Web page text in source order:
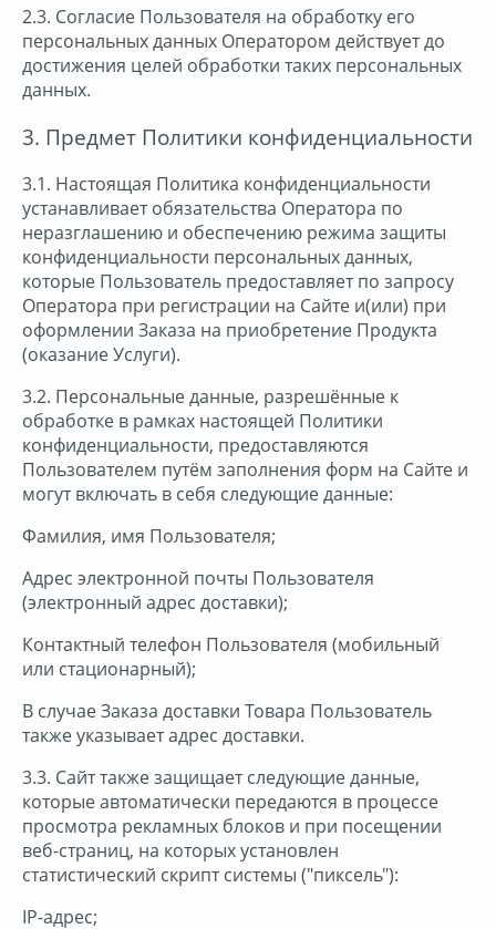
2.3. Согласие Пользователя на обработку его
персональных данных Оператором действует до
достижения целей обработки таких персональных
данных.
3. Предмет Политики конфиденциальности
3.1. Настоящая Политика конфиденциальности
устанавливает обязательства Оператора по
неразглашению и обеспечению режима защиты
конфиденциальности персональных данных,
которые Пользователь предоставляет по запросу
Оператора при регистрации на Сайте и(или) при
оформлении Заказа на приобретение Продукта
(оказание Услуги).
3.2. Персональные данные, разрешённые к
обработке в рамках настоящей Политики
конфиденциальности, предоставляются
Пользователем путём заполнения форм на Сайте и
могут включать в себя следующие данные:
Фамилия, имя Пользователя;
Адрес электронной почты Пользователя
(электронный адрес доставки);
Контактный телефон Пользователя (мобильный
или стационарный);
В случае Заказа доставки Товара Пользователь
также указывает адрес доставки.
3.3. Сайт также защищает следующие данные,
которые автоматически передаются в процессе
просмотра рекламных блоков и при посещении
веб-страниц, на которых установлен
статистический скрипт системы ("пиксель"):
IP-адрес;